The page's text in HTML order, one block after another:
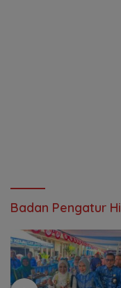
Badan Pengatur